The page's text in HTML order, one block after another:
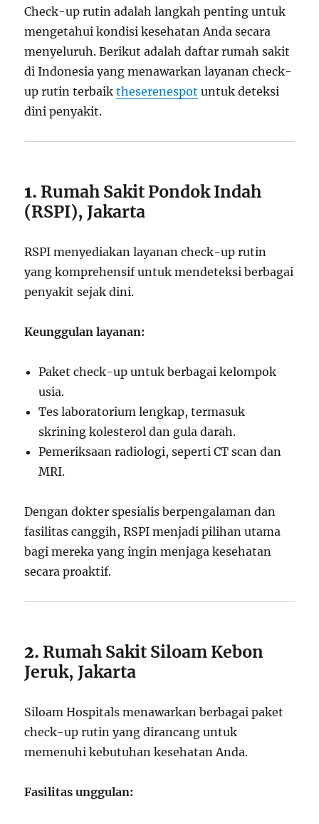
Check-up rutin adalah langkah penting untuk
mengetahui kondisi kesehatan Anda secara
menyeluruh. Berikut adalah daftar rumah sakit
di Indonesia yang menawarkan layanan check-
up rutin terbaiktheserenespot untuk deteksi
dini penyakit.
1.Rumah Sakit Pondok Indah
(RSPI), Jakarta
RSPI menyediakan layanan check-up rutin
yang komprehensif untuk mendeteksi berbagai
penyakit sejak dini.
Keunggulan layanan:
Paket check-up untuk berbagai kelompok
usia.
Tes laboratorium lengkap, termasuk
skrining kolesterol dan gula darah.
Pemeriksaan radiologi, seperti CT scan dan
MRI.
Dengan dokter spesialis berpengalaman dan
fasilitas canggih, RSPI menjadi pilihan utama
bagi mereka yang ingin menjaga kesehatan
secara proaktif.
2.Rumah Sakit Siloam Kebon
Jeruk, Jakarta
Siloam Hospitals menawarkan berbagai paket
check-up rutin yang dirancang untuk
memenuhi kebutuhan kesehatan Anda.
Fasilitas unggulan: